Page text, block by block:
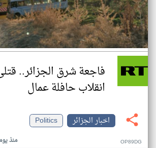
فاجعة شرق الجزائر..
انقلاب حافلة عمال
اخبار الجزائر
Politics
منذ OP89DG